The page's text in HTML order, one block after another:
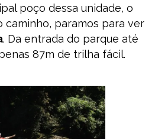
poço dessa unidade, o
caminho, paramos para ver
. Da entrada do parque até
87m de trilha fácil.